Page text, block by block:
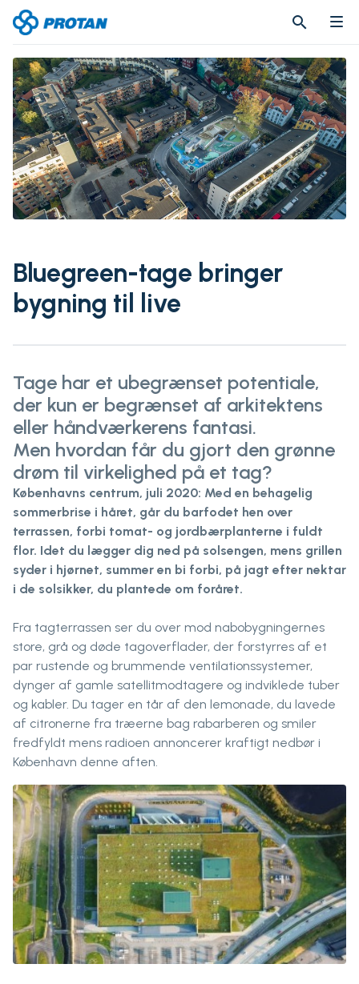
search
search
Bluegreen-tage bringer
bygning til live
Tage har et ubegrænset potentiale,
der kun er begrænset af arkitektens
eller håndværkerens fantasi.
Men hvordan får du gjort den grønne
drøm til virkelighed på et tag?
Københavns centrum, juli 2020: Med en behagelig
sommerbrise i håret, går du barfodet hen over
terrassen, forbi tomat- og jordbærplanterne i fuldt
flor. Idet du lægger dig ned på solsengen, mens grillen
syder i hjørnet, summer en bi forbi, på jagt efter nektar
i de solsikker, du plantede om foråret.
Fra tagterrassen ser du over mod nabobygningernes
store, grå og døde tagoverflader, der forstyrres af et
par rustende og brummende ventilationssystemer,
dynger af gamle satellitmodtagere og indviklede tuber
og kabler. Du tager en tår af den lemonade, du lavede
af citronerne fra træerne bag rabarberen og smiler
fredfyldt mens radioen annoncerer kraftigt nedbør i
København denne aften.